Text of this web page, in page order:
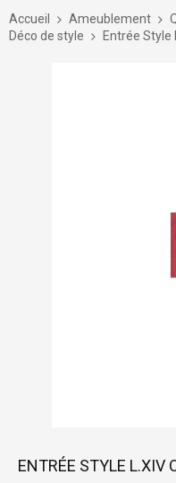
contenu
Accueil Ameublement
Déco de style
Entrée Style
Skip
ENTRÉE STYLE L.XIV